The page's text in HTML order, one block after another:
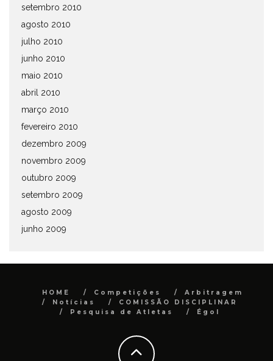
setembro 2010
agosto 2010
julho 2010
junho 2010
maio 2010
abril 2010
março 2010
fevereiro 2010
dezembro 2009
novembro 2009
outubro 2009
setembro 2009
agosto 2009
junho 2009
HOME Competições
Arbitragem
Notícias
COMISSÃO DISCIPLINAR
Pesquisa de Atletas
Égol